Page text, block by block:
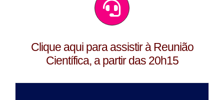
Clique aqui para assistir à Reunião
Científica, a partir das 20h15